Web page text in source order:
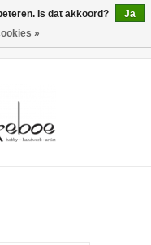
Is dat akkoord?
Ja
»